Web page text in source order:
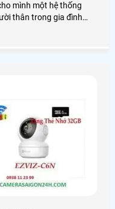
mình một hệ thống
thân trong gia đình